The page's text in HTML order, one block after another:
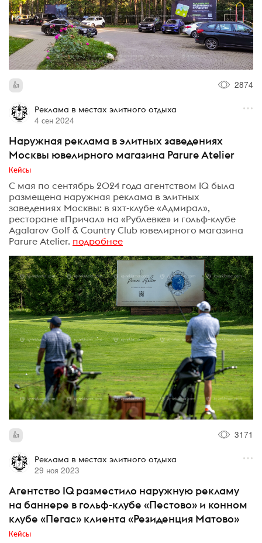
2874
Реклама в местах элитного отдыха
4 сен 2024
Наружная реклама в элитных заведениях
Москвы ювелирного магазина Parure Atelier
Кейсы
С мая по сентябрь 2024 года агентством IQ была
размещена наружная реклама в элитных
заведениях Москвы: в яхт-клубе «Адмирал»,
ресторане «Причал» на «Рублевке» и гольф-клубе
Agalarov Golf & Country Club ювелирного магазина
Parure Atelier. подробнее
3171
Реклама в местах элитного отдыха
29 ноя 2023
Агентство IQ разместило наружную рекламу
на баннере в гольф-клубе «Пестово» и конном
клубе «Пегас» клиента «Резиденция Матово»
Кейсы